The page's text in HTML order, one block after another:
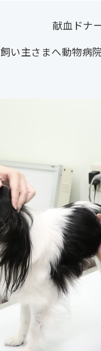
献血ドナ
飼い主さまへ動物病